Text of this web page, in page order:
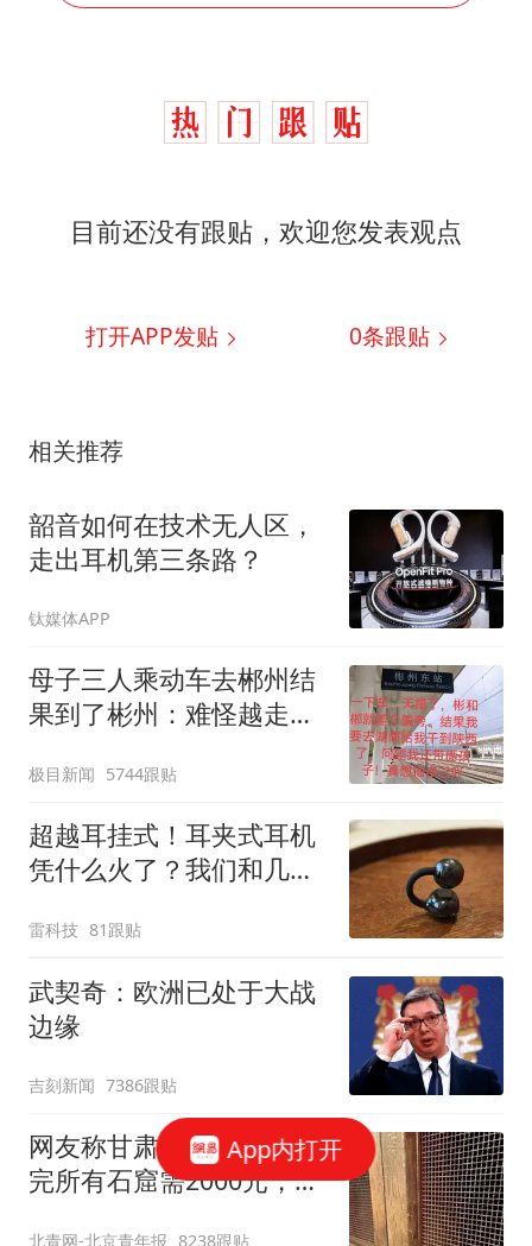
目前还没有跟贴，欢迎您发表观点
打开APP发贴 0条跟贴
相关推荐
韶音如何在技术无人区，
走出耳机第三条路？
钛媒体APP
母子三人乘动车去郴州结
果到了彬州：难怪越走越
极目新闻 5744跟贴
超越耳挂式！耳夹式耳机
凭什么火了？我们和几个
雷科技 81跟贴
武契奇：欧洲已处于大战
边缘
吉刻新闻 7386跟贴
网友称甘肃麦积山景区看
完所有石窟需2000元，景
北青网-北京青年报 8238跟贴
App内打开